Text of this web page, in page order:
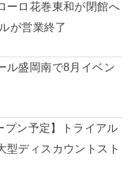
ーロ花巻東和が閉館へ
が営業終了
ル盛岡南で8月イベン
プン予定】トライアル
型ディスカウントスト